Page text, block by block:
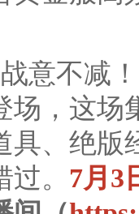
意不减
场，这场
具、绝版
。 7月3